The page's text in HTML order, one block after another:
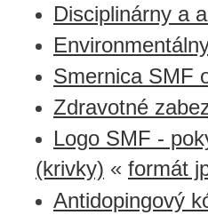
Disciplinárny a
Smernica SMF
Zdravotné
Logo SMF -
(krivky) « formát
Antidopingový